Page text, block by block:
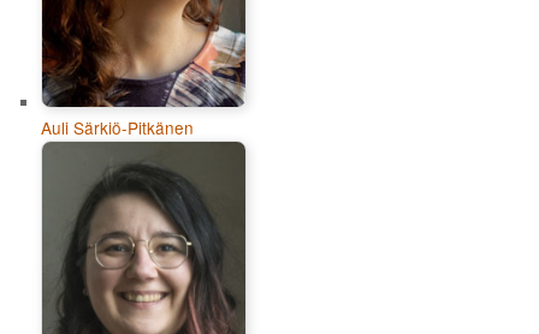
Auli Särkiö-Pitkänen